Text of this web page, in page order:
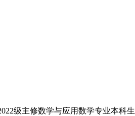
级主修数学与应用数学专业本科